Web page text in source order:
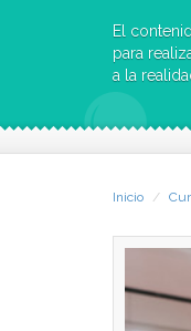
El
para
a la
Inicio